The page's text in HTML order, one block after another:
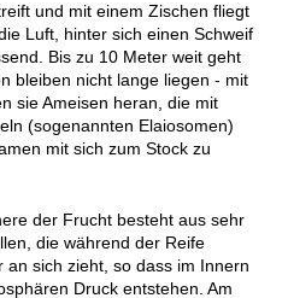
und mit einem Zischen fliegt
Luft, hinter sich einen Schweif
Bis zu 10 Meter weit geht
bleiben nicht lange liegen - mit
sie Ameisen heran, die mit
(sogenannten Elaiosomen)
mit sich zum Stock zu
der Frucht besteht aus sehr
die während der Reife
sich zieht, so dass im Innern
Druck entstehen. Am